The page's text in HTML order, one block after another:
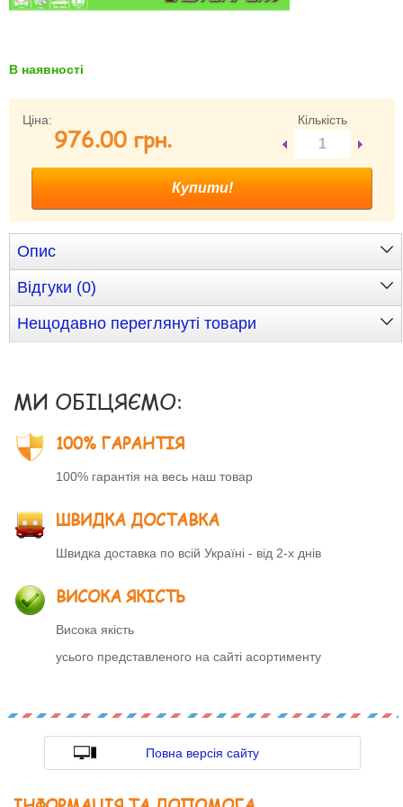
Зареєструватися
В наявності
Ціна:
976.00 грн.
Кількість
Опис
Відгуки (0)
Нещодавно переглянуті товари
МИ ОБІЦЯЄМО:
100% ГАРАНТІЯ
100% гарантія на весь наш товар
ШВИДКА ДОСТАВКА
Швидка доставка по всій Україні - від 2-х днів
ВИСОКА ЯКІСТЬ
Висока якість
усього представленого на сайті асортименту
Повна версія сайту